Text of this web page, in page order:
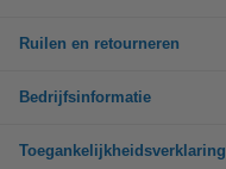
Ruilen en retourneren
Bedrijfsinformatie
Toegankelijkheidsverklaring